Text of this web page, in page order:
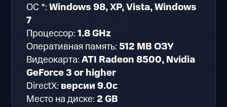
ОС *:Windows 98, XP, Vista, Windows
7
Процессор:1.8 GHz
Оперативная память:512 MB ОЗУ
Видеокарта:ATI Radeon 8500, Nvidia
GeForce 3 or higher
DirectX: версии 9.0c
Место на диске: 2 GB